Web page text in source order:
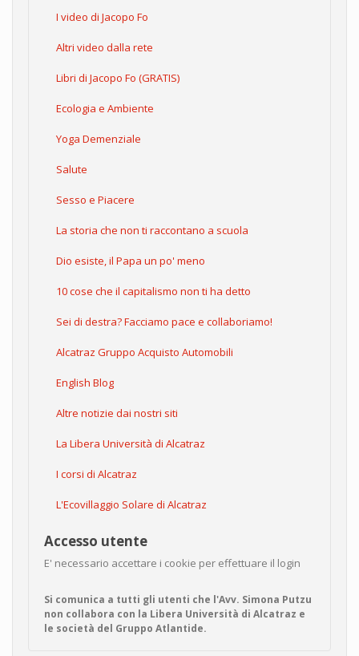
I video di Jacopo Fo
Altri video dalla rete
Libri di Jacopo Fo (GRATIS)
Ecologia e Ambiente
Yoga Demenziale
Salute
Sesso e Piacere
La storia che non ti raccontano a scuola
Dio esiste, il Papa un po' meno
10 cose che il capitalismo non ti ha detto
Sei di destra? Facciamo pace e collaboriamo!
Alcatraz Gruppo Acquisto Automobili
English Blog
Altre notizie dai nostri siti
La Libera Università di Alcatraz
I corsi di Alcatraz
L'Ecovillaggio Solare di Alcatraz
Accesso utente
E' necessario accettare i cookie per effettuare il login
Si comunica a tutti gli utenti che l'Avv. Simona Putzu
non collabora con la Libera Università di Alcatraz e
le società del Gruppo Atlantide.